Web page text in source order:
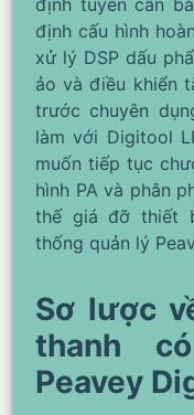
định tuyến cân
định cấu hình
xử lý DSP dấu
ảo và điều khiển
trước chuyên
làm với Digitool
muốn tiếp tục
hình PA và phân
thế giá đỡ thiết
thống quản lý
Sơ lược
thanh
Peavey